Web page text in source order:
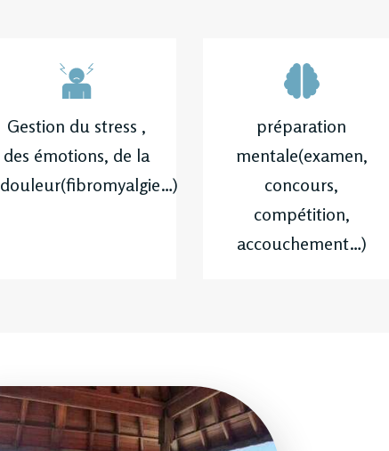
Gestion du stress ,
des émotions, de la
douleur(fibromyalgie…)
préparation
mentale(examen,
concours,
compétition,
accouchement…)